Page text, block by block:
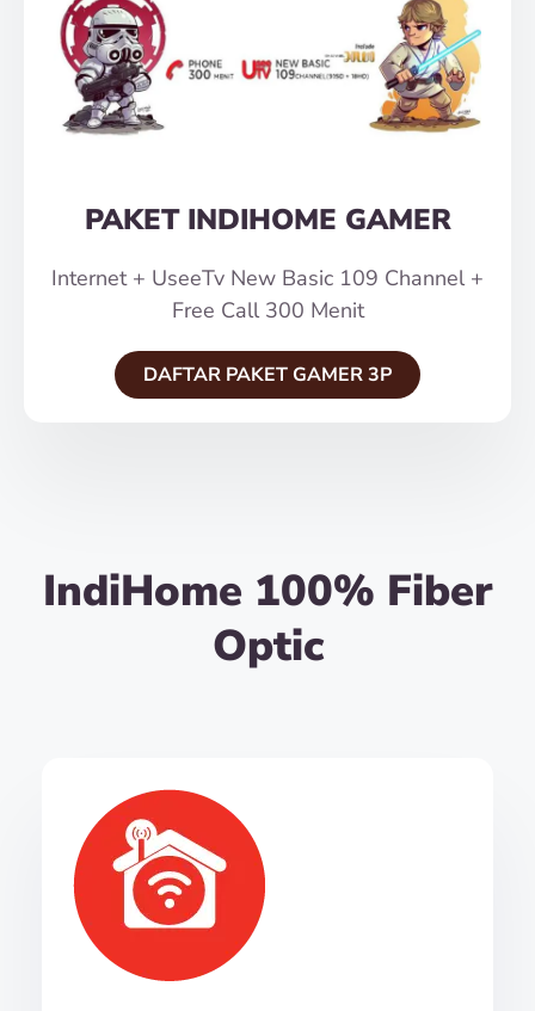
PAKET INDIHOME GAMER
Internet + UseeTv New Basic 109 Channel +
Free Call 300 Menit
DAFTAR PAKET GAMER 3P
IndiHome 100% Fiber
Optic